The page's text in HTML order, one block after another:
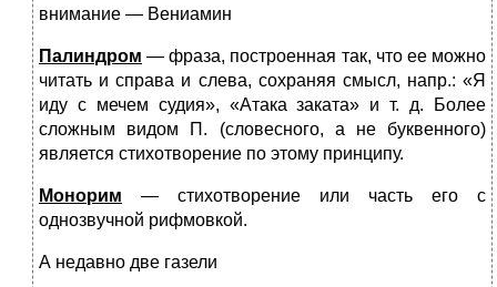
внимание — Вениамин
Палиндром — фраза, построенная так, что ее можно
читать и справа и слева, сохраняя смысл, напр.: «Я
иду с мечем судия», «Атака заката» и т. д. Более
сложным видом П. (словесного, а не буквенного)
является стихотворение по этому принципу.
Монорим — стихотворение или часть его с
однозвучной рифмовкой.
А недавно две газели